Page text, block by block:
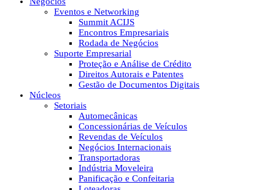
Eventos e Networking
Summit ACIJS
Encontros Empresariais
Rodada de Negócios
Suporte Empresarial
Proteção e Análise de Crédito
Direitos Autorais e Patentes
Gestão de Documentos Digitais
Núcleos
Setoriais
Automecânicas
Concessionárias de Veículos
Revendas de Veículos
Negócios Internacionais
Transportadoras
Indústria Moveleira
Panificação e Confeitaria